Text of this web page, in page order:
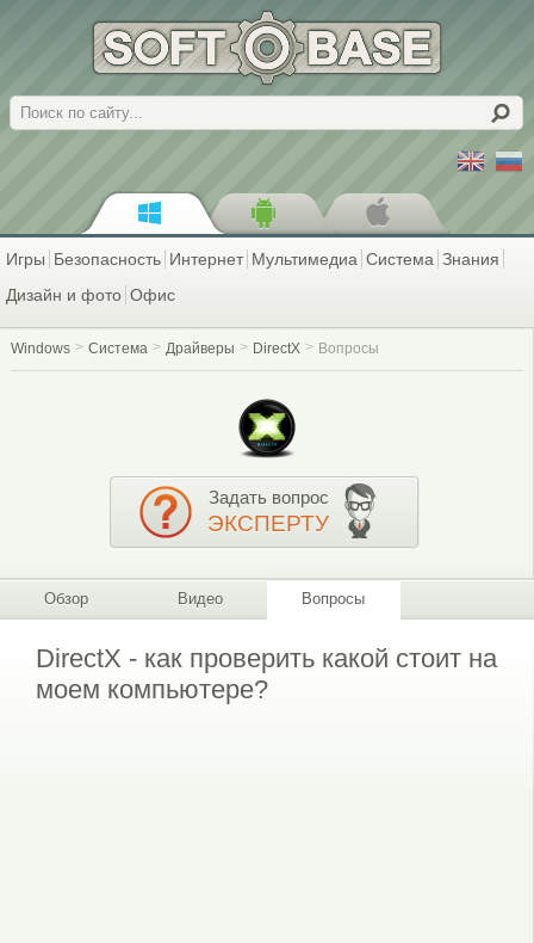
Поиск
Игры Безопасность Интернет Мультимедиа Система Знания
Дизайн и фото Офис
Windows Система Драйверы DirectX Вопросы
Задать вопрос
ЭКСПЕРТУ
Обзор Видео Вопросы
DirectX - как проверить какой стоит на
моем компьютере?